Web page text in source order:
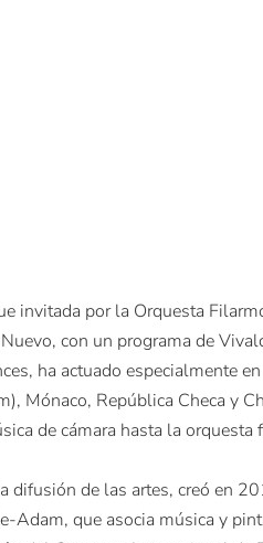
invitada por la Orquesta
con un programa de
ha actuado especialmente
Mónaco, República Checa y
de cámara hasta la orquesta
difusión de las artes, creó en
Adam, que asocia música y